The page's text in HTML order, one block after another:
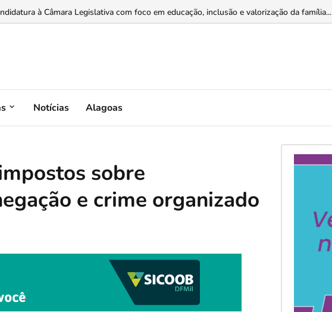
à Câmara Legislativa com foco em educação, inclusão e valorização da família...
Notícias Alagoas
sobre
e crime organizado